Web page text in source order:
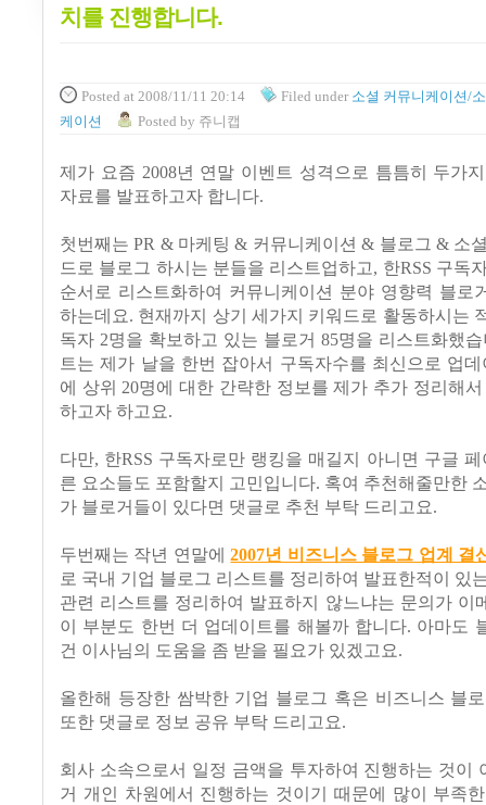
치를 진행합니다.
Posted at 2008/11/11 20:14 Filed under 소셜 커뮤니케이션/
케이션
Posted by 쥬니캡
제가 요즘 2008년 연말 이벤트 성격으로 틈틈히 두가
자료를 발표하고자 합니다.
첫번째는 PR & 마케팅 & 커뮤니케이션 & 블로그 & 소
드로 블로그 하시는 분들을 리스트업하고, 한RSS 구독
순서로 리스트화하여 커뮤니케이션 분야 영향력 블로
하는데요. 현재까지 상기 세가지 키워드로 활동하시는
독자 2명을 확보하고 있는 블로거 85명을 리스트화했
트는 제가 날을 한번 잡아서 구독자수를 최신으로 업
에 상위 20명에 대한 간략한 정보를 제가 추가 정리해
하고자 하고요.
다만, 한RSS 구독자로만 랭킹을 매길지 아니면 구글
른 요소들도 포함할지 고민입니다. 혹여 추천해줄만한
가 블로거들이 있다면 댓글로 추천 부탁 드리고요.
두번째는 작년 연말에2007년 비즈니스 블로그 업계 결
로 국내 기업 블로그 리스트를 정리하여 발표한적이 있
관련 리스트를 정리하여 발표하지 않느냐는 문의가 이
이 부분도 한번 더 업데이트를 해볼까 합니다. 아마도
건 이사님의 도움을 좀 받을 필요가 있겠고요.
올한해 등장한 쌈박한 기업 블로그 혹은 비즈니스 블
또한 댓글로 정보 공유 부탁 드리고요.
회사 소속으로서 일정 금액을 투자하여 진행하는 것이
거 개인 차원에서 진행하는 것이기 때문에 많이 부족